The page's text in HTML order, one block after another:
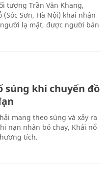
tượng Trần Văn Khang,
Sơn, Hà Nội) khai nhận
lạ mặt, được người bán
súng khi chuyển đồ
mang theo súng và xảy ra
nạn nhân bỏ chạy, Khải nổ
tích.